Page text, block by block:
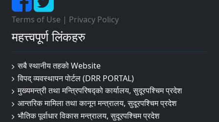
Terms of Use | Privacy Policy
महत्त्वपूर्ण लिंकहरु
सबै स्थानीय तहको Website
विपद् व्यवस्थापन पाेर्टल (DRR PORTAL)
मुख्यमन्त्री तथा मन्त्रिपरिषद्को कार्यालय, सुदूरपश्चिम प्रदेश
आन्तरिक मामिला तथा कानून मन्त्रालय, सुदूरपश्चिम प्रदेश
भौतिक पूर्वाधार विकास मन्त्रालय, सुदूरपश्चिम प्रदेश